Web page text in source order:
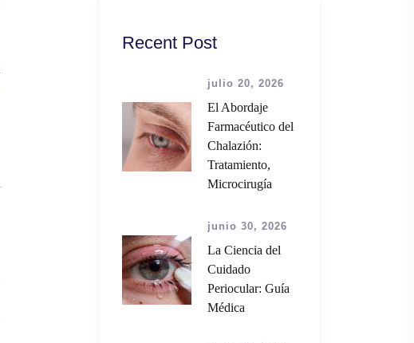
Recent Post
julio 20, 2026
El Abordaje
Farmacéutico del
Chalazión:
Tratamiento,
Microcirugía
junio 30, 2026
La Ciencia del
Cuidado
Periocular: Guía
Médica